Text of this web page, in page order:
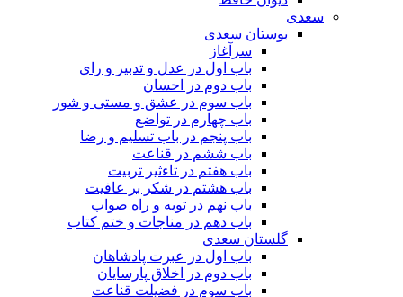
سعدی
بوستان سعدی
سرآغاز
باب اول در عدل و تدبیر و رای
باب دوم در احسان
باب سوم در عشق و مستی و شور
باب چهارم در تواضع
باب پنجم در باب تسلیم و رضا
باب ششم در قناعت
باب هفتم در تاءثیر تربیت
باب هشتم در شکر بر عافیت
باب نهم در توبه و راه صواب
باب دهم در مناجات و ختم کتاب
گلستان سعدی
باب اول در عبرت پادشاهان
باب دوم در اخلاق پارسایان
باب سوم در فضیلت قناعت